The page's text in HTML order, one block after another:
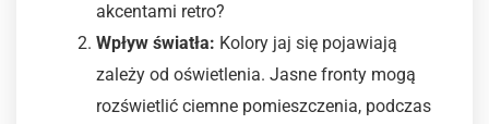
akcentami retro?
Wpływ światła: Kolory jaj się pojawiają
zależy od oświetlenia. Jasne fronty mogą
rozświetlić ciemne pomieszczenia, podczas